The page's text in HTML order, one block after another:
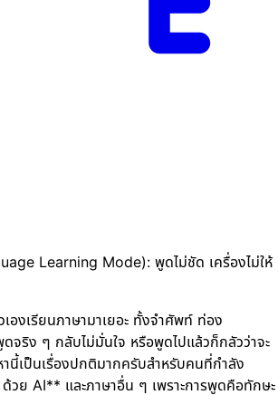
Learning Mode): พูดไม่ชัด เครื่องไม่ให้
องเรียนภาษามาเยอะ ทั้งจำศัพท์ ท่อง
จริง ๆ กลับไม่มั่นใจ หรือพูดไปแล้วก็กลัวว่าจะ
นี้เป็นเรื่องปกติมากครับสำหรับคนที่กำลัง
ย AI** และภาษาอื่น ๆ เพราะการพูดคือทักษะ